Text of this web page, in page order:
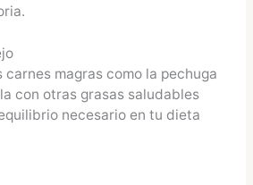
carnes magras como la pechuga
con otras grasas saludables
necesario en tu dieta